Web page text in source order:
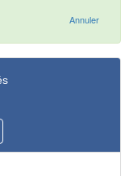
Annuler